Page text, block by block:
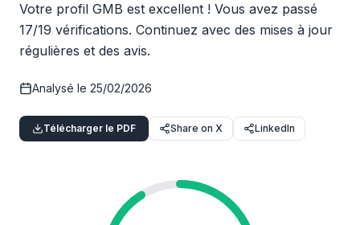
Votre profil GMB est excellent ! Vous avez passé
17/19 vérifications. Continuez avec des mises à jour
régulières et des avis.
Analysé le 25/02/2026
Télécharger le PDF Share on X LinkedIn